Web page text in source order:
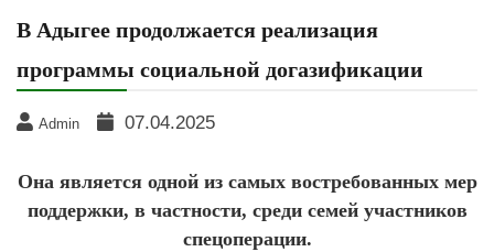
В Адыгее продолжается реализация
программы социальной догазификации
Admin 07.04.2025
Она является одной из самых востребованных мер
поддержки, в частности, среди семей участников
спецоперации.